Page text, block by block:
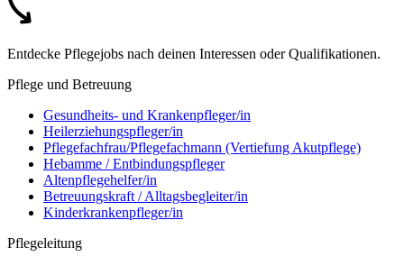
Entdecke Pflegejobs nach deinen Interessen oder Qualifikationen.
Pflege und Betreuung
Gesundheits- und Krankenpfleger/in
Heilerziehungspfleger/in
Pflegefachfrau/Pflegefachmann (Vertiefung Akutpflege)
Hebamme / Entbindungspfleger
Altenpflegehelfer/in
Betreuungskraft / Alltagsbegleiter/in
Kinderkrankenpfleger/in
Pflegeleitung